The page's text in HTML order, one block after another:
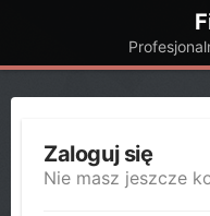
Zaloguj się
Nie masz jeszcze